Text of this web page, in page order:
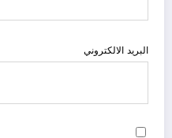
البريد الالكتروني